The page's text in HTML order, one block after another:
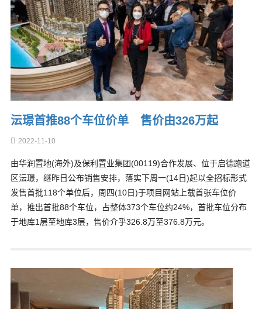
沄璟首推88个车位价单 售价由326万起
2022-11-10
由华润置地(海外)及保利置业集团(00119)合作发展、位于启德跑道
区沄璟，继昨日公布销售安排，落实下周一(14日)起以全招标形式
发售首批118个单位后，周四(10日)于项目网站上载首张车位价
单，推出首批88个车位，占整体373个车位约24%，首批车位分布
于地库1层至地库3层，售价介乎326.8万至376.8万元。